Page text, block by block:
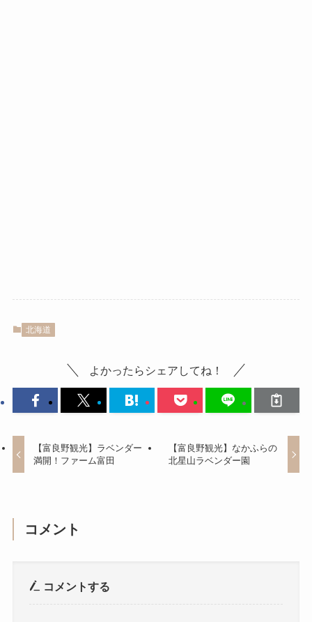
北海道
よかったらシェアしてね！
【富良野観光】ラベンダー
満開！ファーム富田
【富良野観光】なかふらの
北星山ラベンダー園
コメント
コメントする